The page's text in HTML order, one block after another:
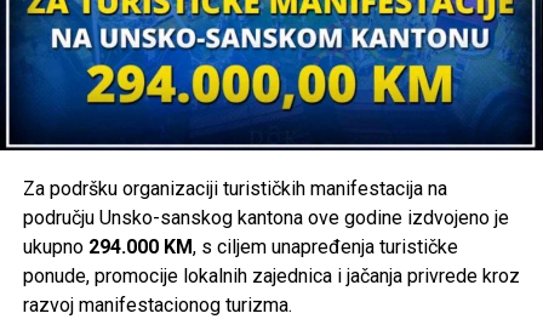
Za podršku organizaciji turističkih manifestacija na
području Unsko-sanskog kantona ove godine izdvojeno je
ukupno 294.000 KM, s ciljem unapređenja turističke
ponude, promocije lokalnih zajednica i jačanja privrede kroz
razvoj manifestacionog turizma.